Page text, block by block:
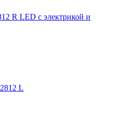
R LED с электрикой и
L